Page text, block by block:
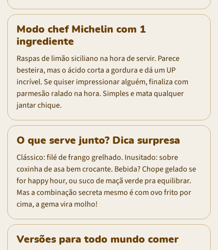
Modo chef Michelin com 1
ingrediente
Raspas de limão siciliano na hora de servir. Parece
besteira, mas o ácido corta a gordura e dá um UP
incrível. Se quiser impressionar alguém, finaliza com
parmesão ralado na hora. Simples e mata qualquer
jantar chique.
O que serve junto? Dica surpresa
Clássico: filé de frango grelhado. Inusitado: sobre
coxinha de asa bem crocante. Bebida? Chope gelado se
for happy hour, ou suco de maçã verde pra equilibrar.
Mas a combinação secreta mesmo é com ovo frito por
cima, a gema vira molho!
Versões para todo mundo comer